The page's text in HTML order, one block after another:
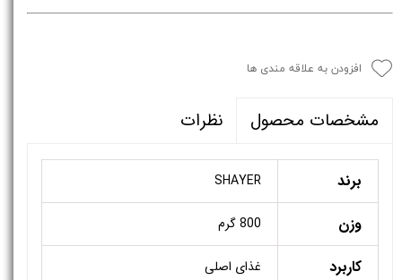
افزودن به علاقه مندی ها
مشخصات محصول نظرات
برند SHAYER
وزن 800 گرم
کاربرد غذای اصلی